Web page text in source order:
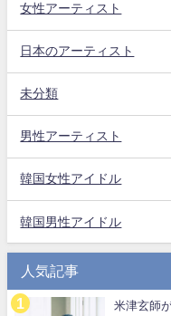
女性アーティスト
日本のアーティスト
未分類
男性アーティスト
韓国女性アイドル
韓国男性アイドル
人気記事
米津玄師